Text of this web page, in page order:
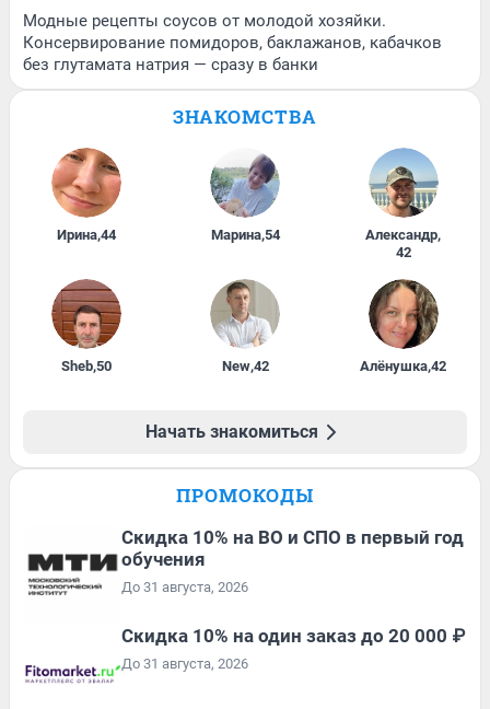
Модные рецепты соусов от молодой хозяйки.
Консервирование помидоров, баклажанов, кабачков
без глутамата натрия — сразу в банки
ЗНАКОМСТВА
Ирина,44 Марина,54 Александр,
42
Sheb,50 New,42 Алёнушка,42
Начать знакомиться
ПРОМОКОДЫ
Скидка 10% на ВО и СПО в первый год
обучения
До 31 августа, 2026
Скидка 10% на один заказ до 20 000 ₽
До 31 августа, 2026